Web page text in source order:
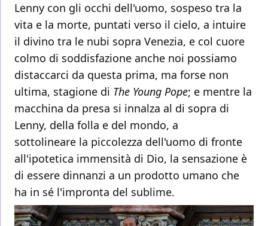
Lenny con gli occhi dell'uomo, sospeso tra la
vita e la morte, puntati verso il cielo, a intuire
il divino tra le nubi sopra Venezia, e col cuore
colmo di soddisfazione anche noi possiamo
distaccarci da questa prima, ma forse non
ultima, stagione di The Young Pope; e mentre la
macchina da presa si innalza al di sopra di
Lenny, della folla e del mondo, a
sottolineare la piccolezza dell'uomo di fronte
all'ipotetica immensità di Dio, la sensazione è
di essere dinnanzi a un prodotto umano che
ha in sé l'impronta del sublime.